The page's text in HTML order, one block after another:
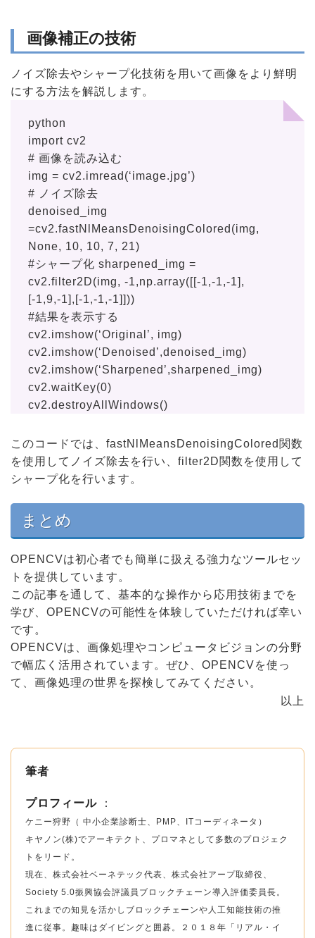
画像補正の技術
ノイズ除去やシャープ化技術を用いて画像をより鮮明
にする方法を解説します。
python
import cv2
# 画像を読み込む
img = cv2.imread(‘image.jpg’)
# ノイズ除去
denoised_img
=cv2.fastNlMeansDenoisingColored(img,
None, 10, 10, 7, 21)
#シャープ化 sharpened_img =
cv2.filter2D(img, -1,np.array([[-1,-1,-1],
[-1,9,-1],[-1,-1,-1]]))
#結果を表示する
cv2.imshow(‘Original’, img)
cv2.imshow(‘Denoised’,denoised_img)
cv2.imshow(‘Sharpened’,sharpened_img)
cv2.waitKey(0)
cv2.destroyAllWindows()
このコードでは、fastNlMeansDenoisingColored関数
を使用してノイズ除去を行い、filter2D関数を使用して
シャープ化を行います。
まとめ
OPENCVは初心者でも簡単に扱える強力なツールセッ
トを提供しています。
この記事を通して、基本的な操作から応用技術までを
学び、OPENCVの可能性を体験していただければ幸い
です。
OPENCVは、画像処理やコンピュータビジョンの分野
で幅広く活用されています。ぜひ、OPENCVを使っ
て、画像処理の世界を探検してみてください。
以上
筆者
プロフィール ：
ケニー狩野（ 中小企業診断士、PMP、ITコーディネータ）
キヤノン(株)でアーキテクト、プロマネとして多数のプロジェク
トをリード。
現在、株式会社ベーネテック代表、株式会社アープ取締役、
Society 5.0振興協会評議員ブロックチェーン導入評価委員長。
これまでの知見を活かしブロックチェーンや人工知能技術の推
進に従事。趣味はダイビングと囲碁。２０１８年「リアル・イ